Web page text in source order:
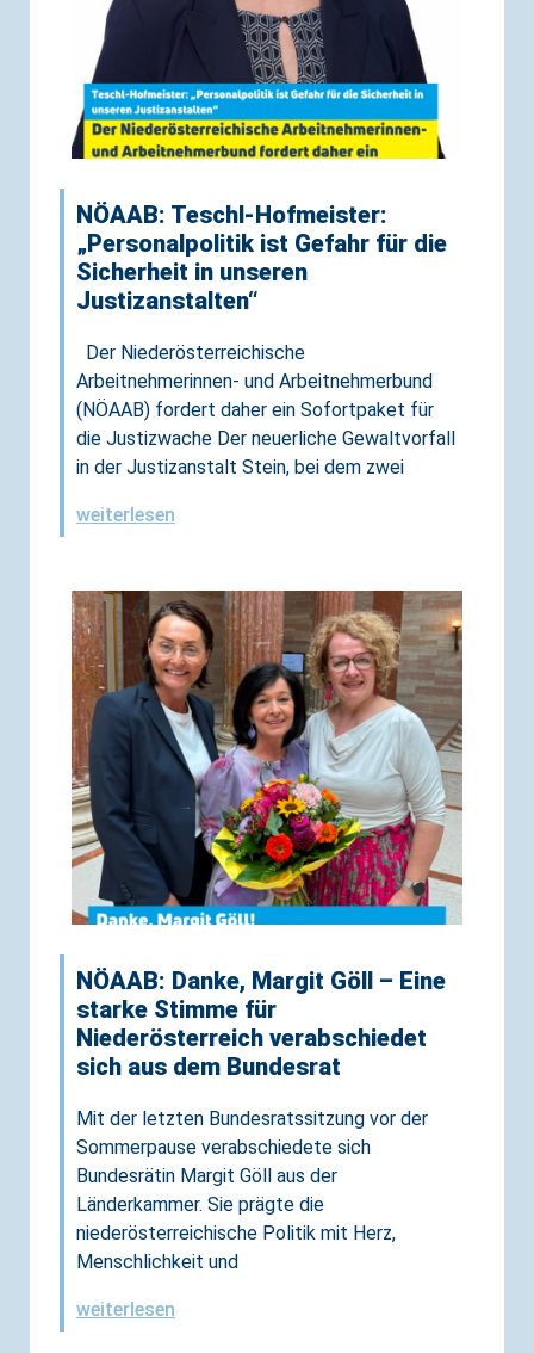
NÖAAB: Teschl-Hofmeister:
„Personalpolitik ist Gefahr für die
Sicherheit in unseren
Justizanstalten“
Der Niederösterreichische
Arbeitnehmerinnen- und Arbeitnehmerbund
(NÖAAB) fordert daher ein Sofortpaket für
die Justizwache Der neuerliche Gewaltvorfall
in der Justizanstalt Stein, bei dem zwei
weiterlesen
NÖAAB: Danke, Margit Göll – Eine
starke Stimme für
Niederösterreich verabschiedet
sich aus dem Bundesrat
Mit der letzten Bundesratssitzung vor der
Sommerpause verabschiedete sich
Bundesrätin Margit Göll aus der
Länderkammer. Sie prägte die
niederösterreichische Politik mit Herz,
Menschlichkeit und
weiterlesen